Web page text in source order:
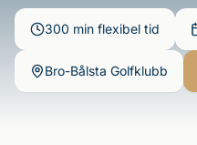
300 min flexibel tid
Bro-Bålsta Golfklubb